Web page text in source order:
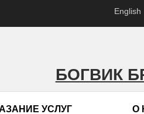
English
БОГВИК
УСЛУГ О